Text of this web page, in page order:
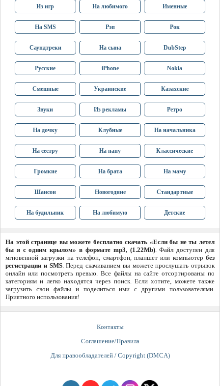
Из игр На любимого Именные
На SMS Рэп Рок
Саундтреки На сына DubStep
Русские iPhone Nokia
Смешные Украинские Казахские
Звуки Из рекламы Ретро
На дочку Клубные На начальника
На сестру На папу Классические
Громкие На брата На маму
Шансон Новогодние Стандартные
На будильник На любимую Детские
На этой странице вы можете бесплатно скачать «Если бы не ты летел
бы я с одним крылом» в формате mp3, (1.22Mb). Файл доступен для
мгновенной загрузки на телефон, смартфон, планшет или компьютер без
регистрации и SMS. Перед скачиванием вы можете прослушать отрывок
онлайн или посмотреть превью. Все файлы на сайте отсортированы по
категориям и легко находятся через поиск. Если хотите, можете также
загрузить свои файлы и поделиться ими с другими пользователями.
Приятного использования!
Контакты
Соглашение/Правила
Для правообладателей / Copyright (DMCA)